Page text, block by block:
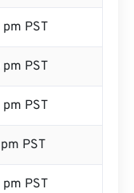
PST
PST
PST
PST
PST